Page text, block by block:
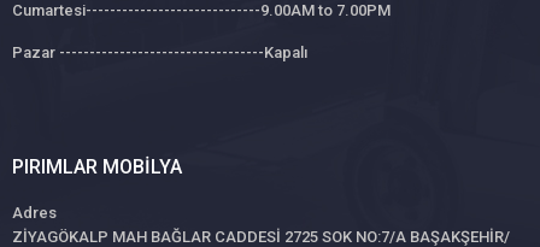
Cumartesi-----------------------------9.00AM to 7.00PM
Pazar ----------------------------------Kapalı
PIRIMLAR MOBILYA
Adres
ZİYAGÖKALP MAH BAĞLAR CADDESİ 2725 SOK NO:7/A BAŞAKŞEHİR/